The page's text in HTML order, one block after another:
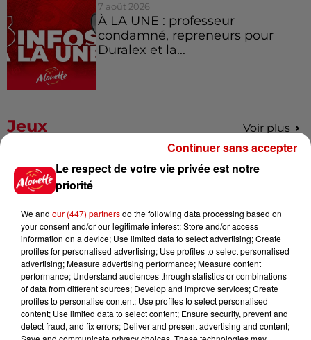
7 août 2026
À LA UNE : professeur
condamné, repreneurs pour
Duralex et la...
Jeux Voir plus
Gagnez vos places pour le
festival Marché Gourmand 2026
Le Duel - Gagnez vos entrées
pour l'un des zoos de nos
régions !
Le respect de votre vie privée est notre
priorité
We and our (447) partnersdo the following data processing based on
your consent and/or our legitimate interest: Store and/or access
information on a device; Use limited data to select advertising; Create
profiles for personalised advertising; Use profiles to select personalised
advertising; Measure advertising performance; Measure content
performance; Understand audiences through statistics or combinations
of data from different sources; Develop and improve services; Create
profiles to personalise content; Use profiles to select personalised
content; Use limited data to select content; Ensure security, prevent and
detect fraud, and fix errors; Deliver and present advertising and content;
Continuer sans accepter